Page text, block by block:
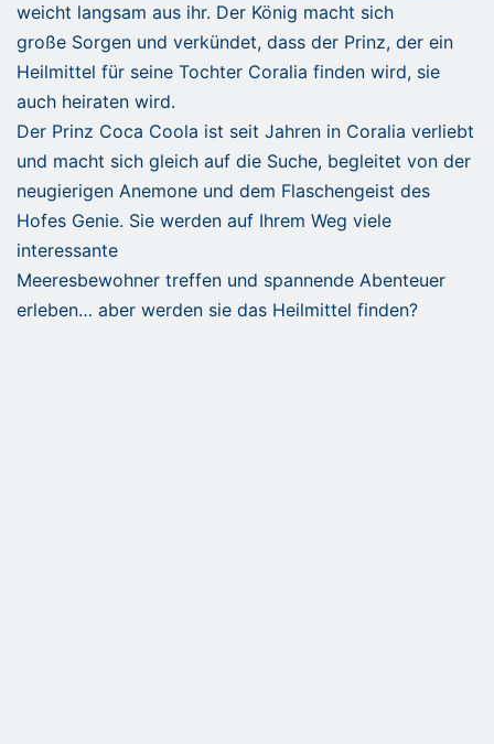
weicht langsam aus ihr. Der König macht sich
große Sorgen und verkündet, dass der Prinz, der ein
Heilmittel für seine Tochter Coralia finden wird, sie
auch heiraten wird.
Der Prinz Coca Coola ist seit Jahren in Coralia verliebt
und macht sich gleich auf die Suche, begleitet von der
neugierigen Anemone und dem Flaschengeist des
Hofes Genie. Sie werden auf Ihrem Weg viele
interessante
Meeresbewohner treffen und spannende Abenteuer
erleben… aber werden sie das Heilmittel finden?